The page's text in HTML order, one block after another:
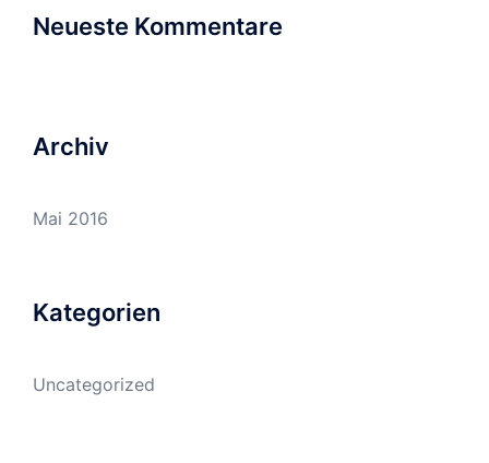
Neueste Kommentare
Archiv
Mai 2016
Kategorien
Uncategorized